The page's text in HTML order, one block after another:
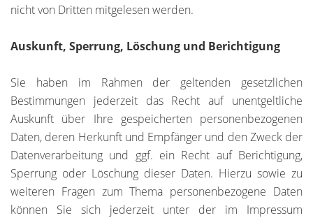
nicht von Dritten mitgelesen werden.
Auskunft, Sperrung, Löschung und Berichtigung
Sie haben im Rahmen der geltenden gesetzlichen
Bestimmungen jederzeit das Recht auf unentgeltliche
Auskunft über Ihre gespeicherten personenbezogenen
Daten, deren Herkunft und Empfänger und den Zweck der
Datenverarbeitung und ggf. ein Recht auf Berichtigung,
Sperrung oder Löschung dieser Daten. Hierzu sowie zu
weiteren Fragen zum Thema personenbezogene Daten
können Sie sich jederzeit unter der im Impressum